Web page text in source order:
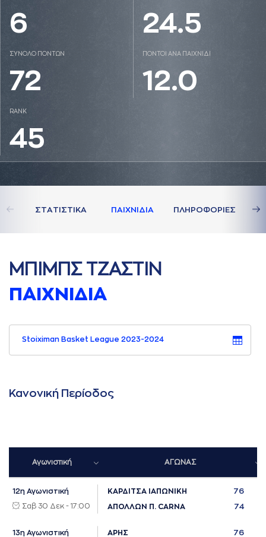
6 24.5
ΣΥΝΟΛΟ ΠΟΝΤΩΝ
72
ΠΟΝΤΟΙ ΑΝΑ ΠΑΙΧΝΙΔΙ
12.0
RANK
45
ΣΤAΤΙΣΤΙΚA ΠAΙΧΝΙΔΙA ΠΛΗΡΟΦΟΡΙΕΣ
ΜΠΙΜΠΣ ΤΖAΣΤΙΝ
ΠAΙΧΝΙΔΙA
Stoiximan Basket League 2023-2024
Κανονική Περίοδος
Αγωνιστική ΑΓΩΝΑΣ
12η Αγωνιστική
Σαβ 30 Δεκ - 17:00
ΚΑΡΔΙΤΣΑ ΙΑΠΩΝΙΚΗ 76
ΑΠΟΛΛΩΝ Π. CARNA 74
13η Αγωνιστική ΑΡΗΣ 76